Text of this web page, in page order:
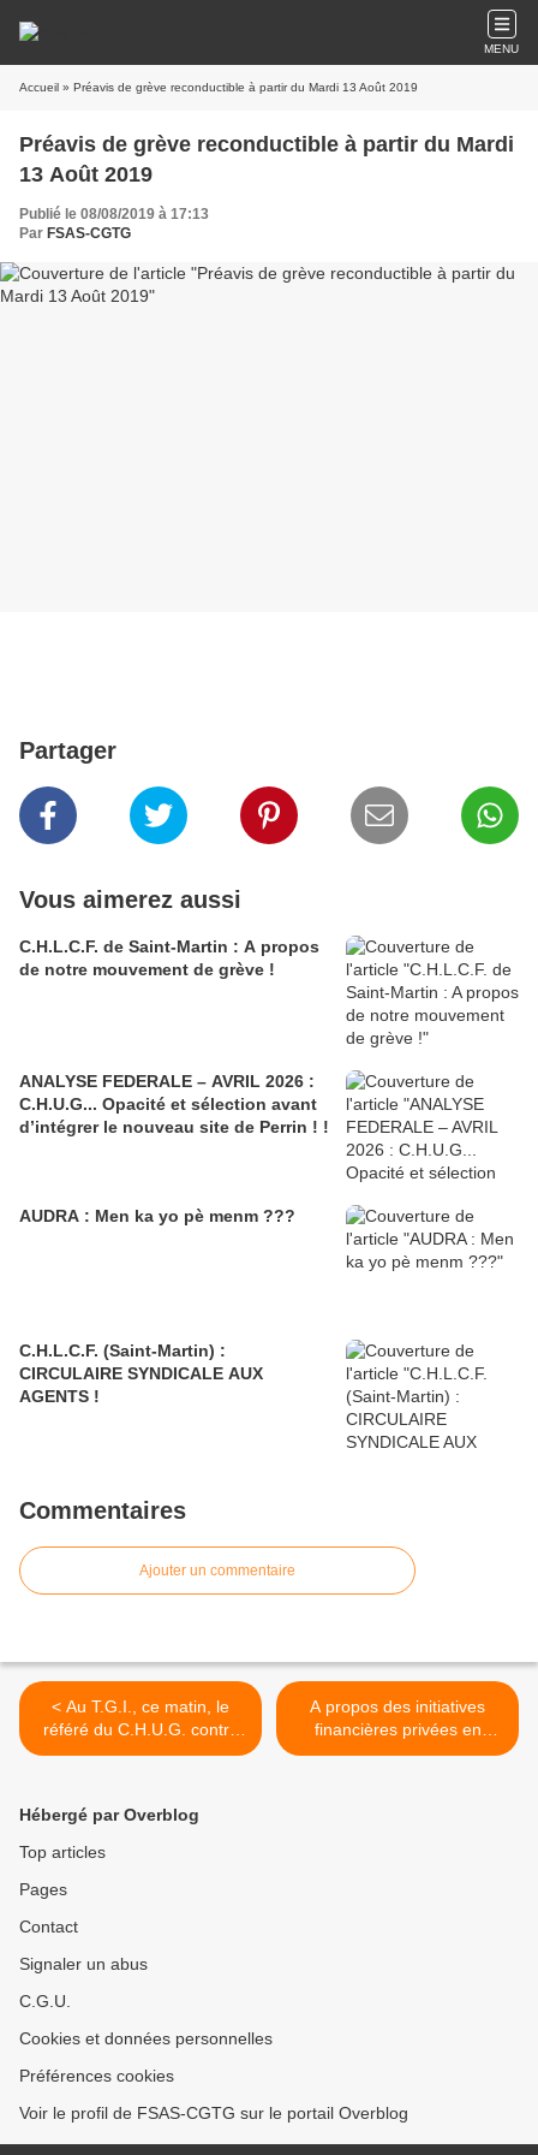
MENU
Accueil » Préavis de grève reconductible à partir du Mardi 13 Août 2019
Préavis de grève reconductible à partir du Mardi
13 Août 2019
Publié le 08/08/2019 à 17:13
Par FSAS-CGTG
Partager
Vous aimerez aussi
C.H.L.C.F. de Saint-Martin : A propos
de notre mouvement de grève !
ANALYSE FEDERALE – AVRIL 2026 :
C.H.U.G... Opacité et sélection avant
d’intégrer le nouveau site de Perrin ! !
AUDRA : Men ka yo pè menm ???
C.H.L.C.F. (Saint-Martin) :
CIRCULAIRE SYNDICALE AUX
AGENTS !
Commentaires
Ajouter un commentaire
< Au T.G.I., ce matin, le
référé du C.H.U.G. contre
les O.S. en grève
A propos des initiatives
financières privées en
faveur du CHUG. >
Hébergé par Overblog
Top articles
Pages
Contact
Signaler un abus
C.G.U.
Cookies et données personnelles
Préférences cookies
Voir le profil de FSAS-CGTG sur le portail Overblog